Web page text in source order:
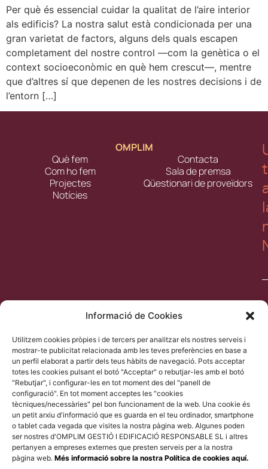
Informació de Cookies
Utilitzem cookies pròpies i de tercers per analitzar els nostres serveis i
mostrar-te publicitat relacionada amb les teves preferències en base a
un perfil elaborat a partir dels teus hàbits de navegació. Pots acceptar
totes les cookies pulsant el botó "Acceptar" o rebutjar-les amb el botó
"Rebutjar", i configurar-les en tot moment des del "panell de
configuració". En tot moment acceptes les "cookies
tècniques/necessàries" pel bon funcionament de la web. Una cookie és
un petit arxiu d'informació que es guarda en el teu ordinador, smartphone
o tablet cada vegada que visites la nostra pàgina web. Algunes poden
ser nostres d'OMPLIM GESTIÓ I EDIFICACIÓ RESPONSABLE SL i altres
pertanyen a empreses externes que presten serveis per a la nostra
pàgina web. Més informació sobre la nostra Política de cookies aquí.
Per què és essencial cuidar la qualitat de l’aire interior
als edificis? La nostra salut està condicionada per una
gran varietat de factors, alguns dels quals escapen
completament del nostre control —com la genètica o el
context socioeconòmic en què hem crescut—, mentre
que d’altres sí que depenen de les nostres decisions i de
l’entorn […]
OMPLIM
Què fem
Com ho fem
Projectes
Notícies
Contacta
Sala de premsa
Qüestionari de proveïdors